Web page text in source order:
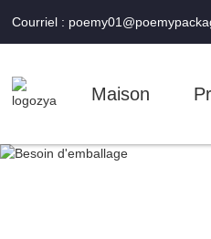
Courriel :
Maison